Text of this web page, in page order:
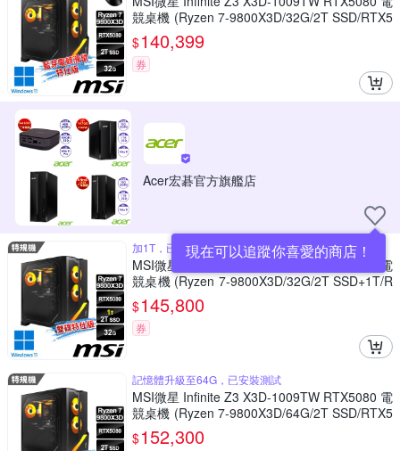
競桌機 (Ryzen 7-9800X3D/32G/2T SSD/RTX5
080-16G/Win11-藍芽電競滑鼠特仕版)
$140,399
券
Acer宏碁官方旗艦店
現在可以追蹤你喜愛的商店！
加1T，已安裝測試
MSI微星 Infinite Z3 X3D-1009TW RTX5080 電
競桌機 (Ryzen 7-9800X3D/32G/2T SSD+1T/R
TX5080-16G/Win11-雙碟特仕版)
$145,800
券
記憶體升級至64G，已安裝測試
MSI微星 Infinite Z3 X3D-1009TW RTX5080 電
競桌機 (Ryzen 7-9800X3D/64G/2T SSD/RTX5
080-16G/Win11-64G特仕版)
$152,300